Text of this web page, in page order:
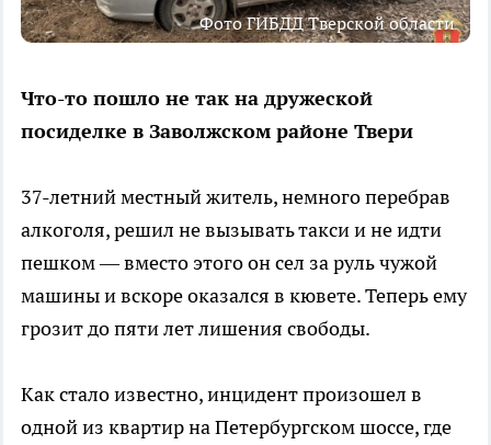
Фото ГИБДД Тверской области
Что-то пошло не так на дружеской
посиделке в Заволжском районе Твери
37-летний местный житель, немного перебрав
алкоголя, решил не вызывать такси и не идти
пешком — вместо этого он сел за руль чужой
машины и вскоре оказался в кювете. Теперь ему
грозит до пяти лет лишения свободы.
Как стало известно, инцидент произошел в
одной из квартир на Петербургском шоссе, где